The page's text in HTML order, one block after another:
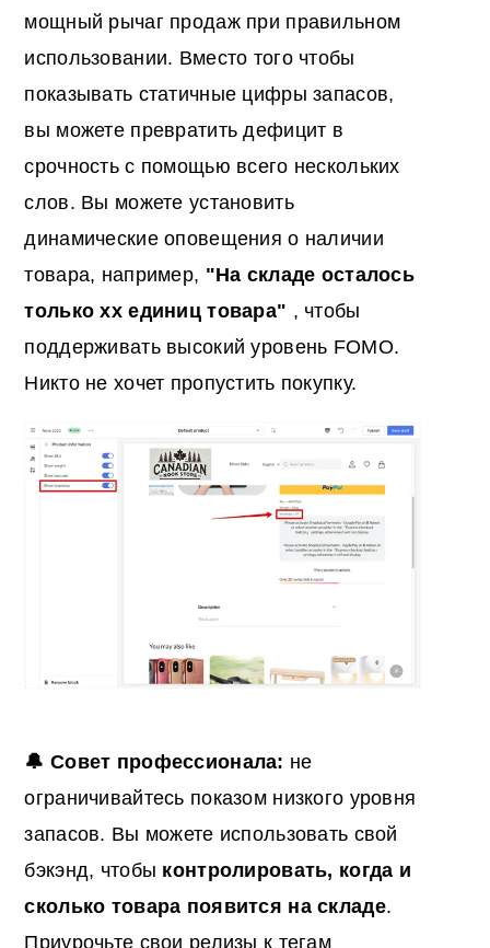
мощный рычаг продаж при правильном
использовании. Вместо того чтобы
показывать статичные цифры запасов,
вы можете превратить дефицит в
срочность с помощью всего нескольких
слов. Вы можете установить
динамические оповещения о наличии
товара, например, "На складе осталось
только xx единиц товара" , чтобы
поддерживать высокий уровень FOMO.
Никто не хочет пропустить покупку.
🔔 Совет профессионала: не
ограничивайтесь показом низкого уровня
запасов. Вы можете использовать свой
бэкэнд, чтобы контролировать, когда и
сколько товара появится на складе.
Приурочьте свои релизы к тегам